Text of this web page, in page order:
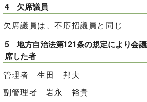
4 欠席議員
欠席議員は、不応招議員と同じ
5 地方自治法第121条の規定により会
席した者
管理者 生田 邦夫
副管理者 岩永 裕貴